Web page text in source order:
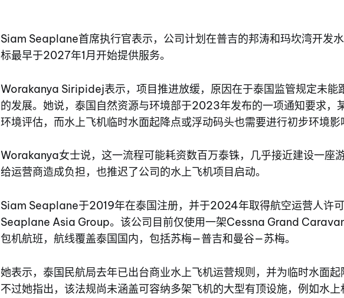
Siam Seaplane首席执行官表示，公司计划在普吉的邦涛和玛坎湾开发
标最早于2027年1月开始提供服务。
Worakanya Siripidej表示，项目推进放缓，原因在于泰国监管规定未能
的发展。她说，泰国自然资源与环境部于2023年发布的一项通知要求，
环境评估，而水上飞机临时水面起降点或浮动码头也需要进行初步环境影
Worakanya女士说，这一流程可能耗资数百万泰铢，几乎接近建设一座游
给运营商造成负担，也推迟了公司的水上飞机项目启动。
Siam Seaplane于2019年在泰国注册，并于2024年取得航空运营人许
Seaplane Asia Group。该公司目前仅使用一架Cessna Grand
包机航班，航线覆盖泰国国内，包括苏梅—普吉和曼谷—苏梅。
她表示，泰国民航局去年已出台商业水上飞机运营规则，并为临时水面起
不过她指出，该法规尚未涵盖可容纳多架飞机的大型有顶设施，例如水